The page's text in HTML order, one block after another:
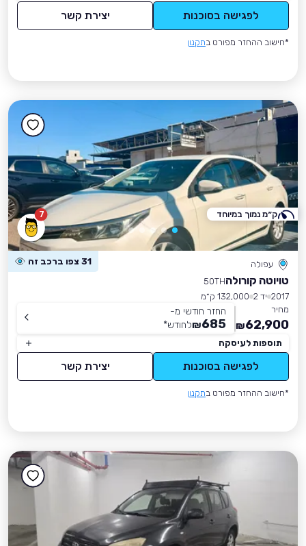
לפגישה בסוכנות יצירת קשר
*חישוב ההחזר מפורט בתקנון
7
עפולה 31 צפו ברכב זה
טויוטה קורולה50TH
2017 יד 2
132,000 ק״מ
מחיר
62,900
₪
החזר חודשי מ-
685
₪לחודש*
תוספות לעיסקה
לפגישה בסוכנות יצירת קשר
*חישוב ההחזר מפורט בתקנון
ק״מ נמוך במיוחד